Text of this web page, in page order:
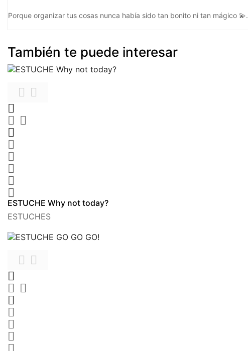
Porque organizar tus cosas nunca había sido tan bonito ni tan mágico 💫.
También te puede interesar
 

 






ESTUCHE Why not today?
ESTUCHES








